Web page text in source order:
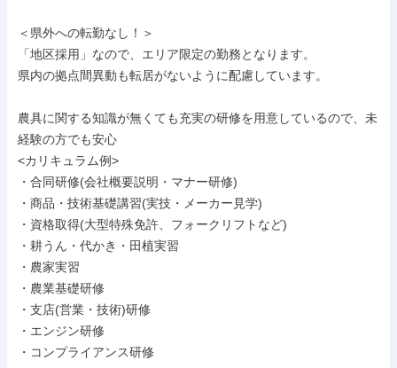
＜県外への転勤なし！＞
「地区採用」なので、エリア限定の勤務となります。
県内の拠点間異動も転居がないように配慮しています。
農具に関する知識が無くても充実の研修を用意しているので、未
経験の方でも安心
<カリキュラム例>
・合同研修(会社概要説明・マナー研修)
・商品・技術基礎講習(実技・メーカー見学)
・資格取得(大型特殊免許、フォークリフトなど)
・耕うん・代かき・田植実習
・農家実習
・農業基礎研修
・支店(営業・技術)研修
・エンジン研修
・コンプライアンス研修